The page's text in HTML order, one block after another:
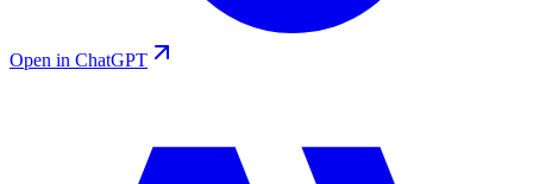
Open in ChatGPT